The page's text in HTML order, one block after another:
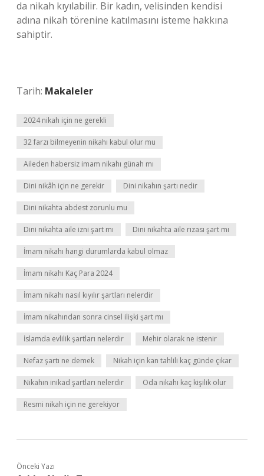
da nikah kıyılabilir. Bir kadın, velisinden kendisi
adına nikah törenine katılmasını isteme hakkına
sahiptir.
Tarih: Makaleler
2024 nikah için ne gerekli
32 farzı bilmeyenin nikahı kabul olur mu
Aileden habersiz imam nikahı günah mı
Dini nikâh için ne gerekir Dini nikahın şartı nedir
Dini nikahta abdest zorunlu mu
Dini nikahta aile izni şart mı Dini nikahta aile rızası şart mı
İmam nikahı hangi durumlarda kabul olmaz
İmam nikahı Kaç Para 2024
İmam nikahı nasıl kıyılır şartları nelerdir
İmam nikahından sonra cinsel ilişki şart mı
İslamda evlilik şartları nelerdir Mehir olarak ne istenir
Nefaz şartı ne demek Nikah için kan tahlili kaç günde çıkar
Nikahın inikad şartları nelerdir Oda nikahı kaç kişilik olur
Resmi nikah için ne gerekiyor
Önceki Yazı